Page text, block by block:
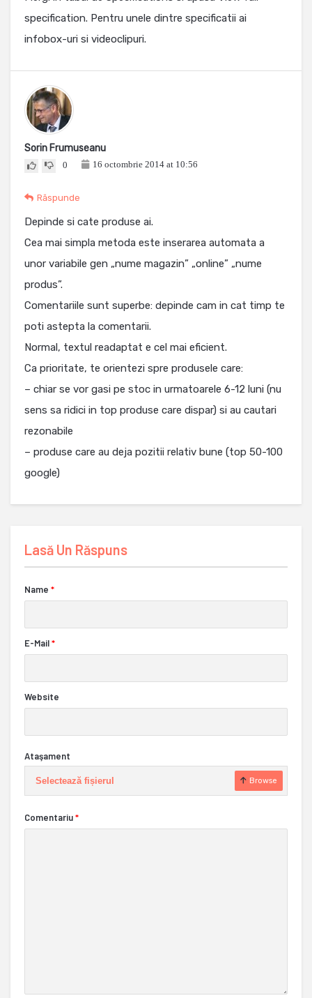
specification. Pentru unele dintre specificatii ai
infobox-uri si videoclipuri.
Sorin Frumuseanu
0 16 octombrie 2014 at 10:56
Răspunde
Depinde si cate produse ai.
Cea mai simpla metoda este inserarea automata a
unor variabile gen „nume magazin” „online” „nume
produs”.
Comentariile sunt superbe: depinde cam in cat timp te
poti astepta la comentarii.
Normal, textul readaptat e cel mai eficient.
Ca prioritate, te orientezi spre produsele care:
– chiar se vor gasi pe stoc in urmatoarele 6-12 luni (nu
sens sa ridici in top produse care dispar) si au cautari
rezonabile
– produse care au deja pozitii relativ bune (top 50-100
google)
Lasă Un Răspuns
Name *
E-Mail*
Website
Ataşament
Selectează fișierul Browse
Comentariu*